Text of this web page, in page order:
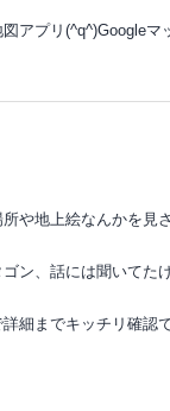
アプリ(^q^)Google
や地上絵なんかを見
ン、話には聞いてた
細までキッチリ確認